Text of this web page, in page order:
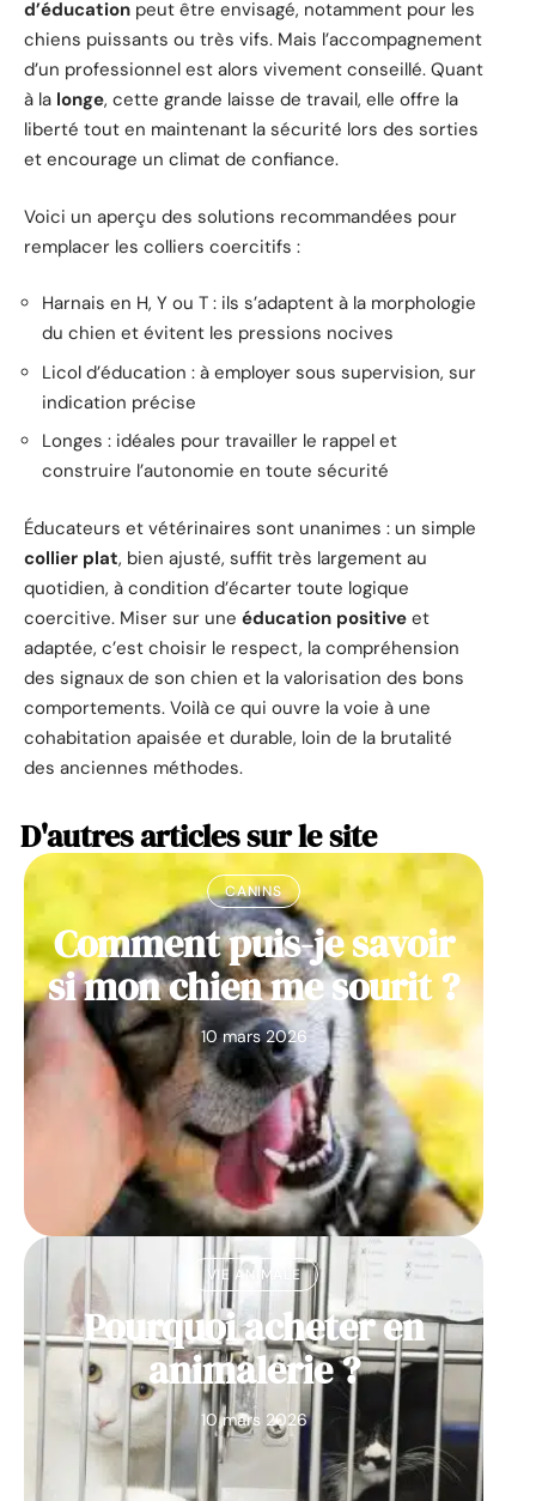
d’éducation peut être envisagé, notamment pour les
chiens puissants ou très vifs. Mais l’accompagnement
d’un professionnel est alors vivement conseillé. Quant
à la longe, cette grande laisse de travail, elle offre la
liberté tout en maintenant la sécurité lors des sorties
et encourage un climat de confiance.
Voici un aperçu des solutions recommandées pour
remplacer les colliers coercitifs :
Harnais en H, Y ou T : ils s’adaptent à la morphologie
du chien et évitent les pressions nocives
Licol d’éducation : à employer sous supervision, sur
indication précise
Longes : idéales pour travailler le rappel et
construire l’autonomie en toute sécurité
Éducateurs et vétérinaires sont unanimes : un simple
collier plat, bien ajusté, suffit très largement au
quotidien, à condition d’écarter toute logique
coercitive. Miser sur une éducation positive et
adaptée, c’est choisir le respect, la compréhension
des signaux de son chien et la valorisation des bons
comportements. Voilà ce qui ouvre la voie à une
cohabitation apaisée et durable, loin de la brutalité
des anciennes méthodes.
D'autres articles sur le site
CANINS
Comment puis-je savoir
si mon chien me sourit ?
10 mars 2026
VIE ANIMALE
Pourquoi acheter en
animalerie ?
10 mars 2026